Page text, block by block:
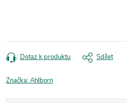
Dotaz k produktu Sdílet
Značka:Ahlborn